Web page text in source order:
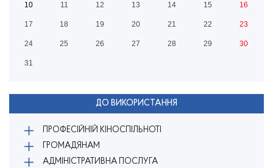
10 11 12 13 14 15 16
17 18 19 20 21 22 23
24 25 26 27 28 29 30
31
ДО ВИКОРИСТАННЯ
ПРОФЕСІЙНІЙ КІНОСПІЛЬНОТІ
ГРОМАДЯНАМ
АДМІНІСТРАТИВНА ПОСЛУГА